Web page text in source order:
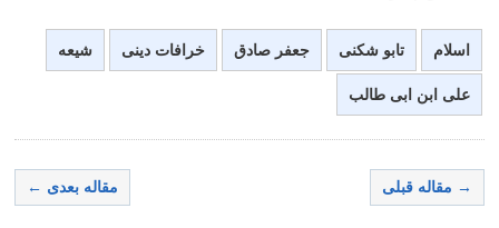
اسلام تابو شکنی جعفر صادق خرافات دینی شیعه
علی ابن ابی طالب
→ مقاله قبلی مقاله بعدی ←